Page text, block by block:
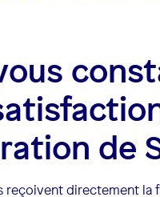
de
reçoivent directement la